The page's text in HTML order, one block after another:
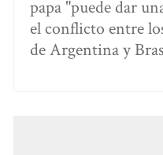
papa "puede dar
el conflicto entre
de Argentina y